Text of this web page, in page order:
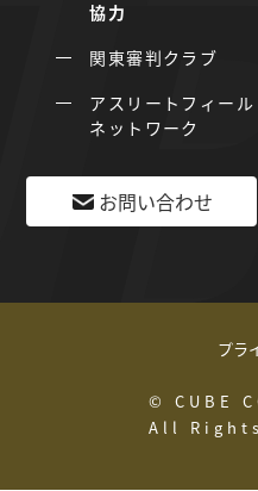
協力
関東審判クラブ
アスリートフィール
ネットワーク
お問い合わせ
プラ
© CUBE
All